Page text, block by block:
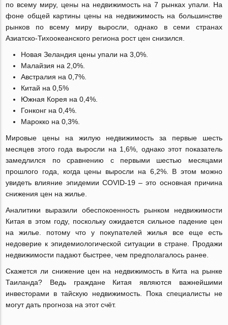
по всему миру, цены на недвижимость на 7 рынках упали. На
фоне общей картины цены на недвижимость на большинстве
рынков по всему миру выросли, однако в семи странах
Азиатско-Тихоокеанского региона рост цен снизился.
Новая Зеландия цены упали на 3,0%.
Малайзия на 2,0%.
Австралия на 0,7%.
Китай на 0,5%
Южная Корея на 0,4%.
Гонконг на 0,4%.
Марокко на 0,3%.
Мировые цены на жилую недвижимость за первые шесть
месяцев этого года выросли на 1,6%, однако этот показатель
замедлился по сравнению с первыми шестью месяцами
прошлого года, когда цены выросли на 6,2%. В этом можно
увидеть влияние эпидемии COVID-19 – это основная причина
снижения цен на жилье.
Аналитики выразили обеспокоенность рынком недвижимости
Китая в этом году, поскольку ожидается сильное падение цен
на жилье. потому что у покупателей жилья все еще есть
недоверие к эпидемиологической ситуации в стране. Продажи
недвижимости падают быстрее, чем предполагалось ранее.
Скажется ли снижение цен на недвижимость в Кита на рынке
Таиланда? Ведь граждане Китая являются важнейшими
инвесторами в тайскую недвижимость. Пока специалисты не
могут дать прогноза на этот счёт.